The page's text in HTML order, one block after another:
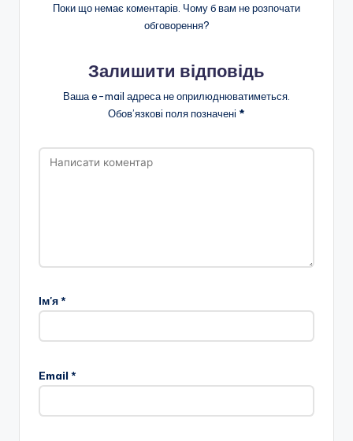
Поки що немає коментарів. Чому б вам не розпочати
обговорення?
Залишити відповідь
Ваша e-mail адреса не оприлюднюватиметься.
Обов’язкові поля позначені *
Ім'я*
Email *